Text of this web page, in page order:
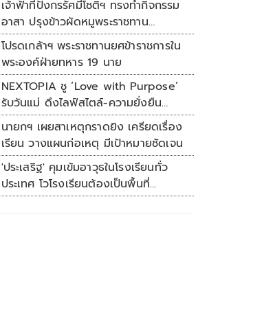
เจ้าฟ้าทีปังกรรัศมีโชติฯ ทรงทำกิจกรรม
อาสา ปรุงข้าวผัดหมูพระราชทาน
ประชาชน
โปรดเกล้าฯ พระราชทานยศข้าราชการใน
พระองค์ฝ่ายทหาร 19 นาย
NEXTOPIA ชู ‘Love with Purpose’
รับวันแม่ ดึงไลฟ์สไตล์-ความยั่งยืน
สร้างประสบการณ์ช้อปปิงมีความหมาย
นายกฯ เผยสาเหตุกราดยิง เครียดเรื่อง
เรียน วางแผนก่อเหตุ มีเป้าหมายชัดเจน
'ประเสริฐ' คุมเข้มอาวุธในโรงเรียนทั่ว
ประเทศ โวโรงเรียนต้องเป็นพื้นที่
ปลอดภัย